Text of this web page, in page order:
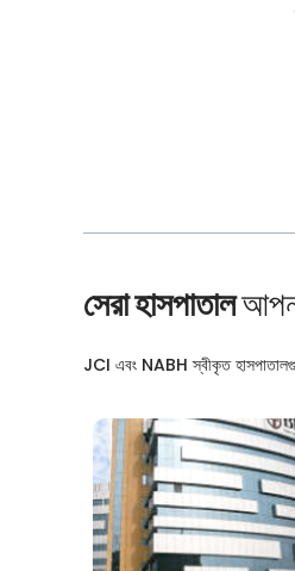
সেরা হাসপাতাল
JCI এবং NABH স্বীকৃত